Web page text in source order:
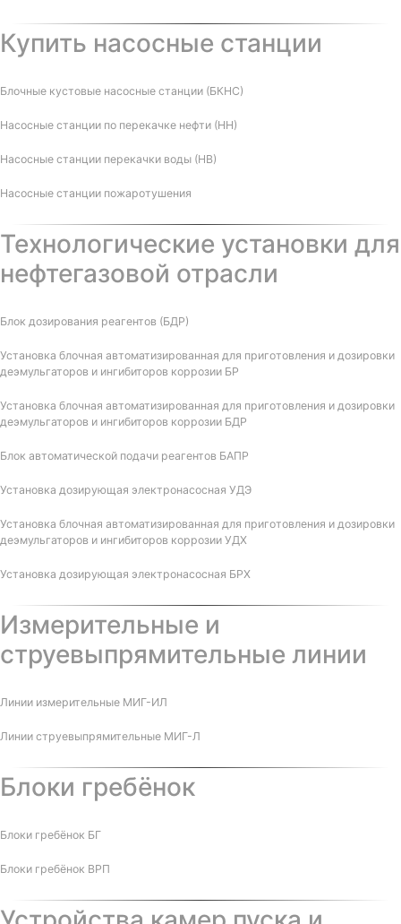
Купить насосные станции
Блочные кустовые насосные станции (БКНС)
Насосные станции по перекачке нефти (НН)
Насосные станции перекачки воды (НВ)
Насосные станции пожаротушения
Технологические установки для
нефтегазовой отрасли
Блок дозирования реагентов (БДР)
Установка блочная автоматизированная для приготовления и дозировки
деэмульгаторов и ингибиторов коррозии БР
Установка блочная автоматизированная для приготовления и дозировки
деэмульгаторов и ингибиторов коррозии БДР
Блок автоматической подачи реагентов БАПР
Установка дозирующая электронасосная УДЭ
Установка блочная автоматизированная для приготовления и дозировки
деэмульгаторов и ингибиторов коррозии УДХ
Установка дозирующая электронасосная БРХ
Измерительные и
струевыпрямительные линии
Линии измерительные МИГ-ИЛ
Линии струевыпрямительные МИГ-Л
Блоки гребёнок
Блоки гребёнок БГ
Блоки гребёнок ВРП